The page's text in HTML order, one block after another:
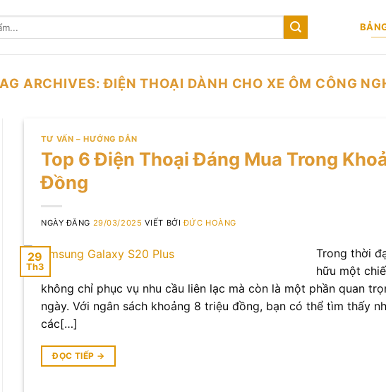
ARCHIVES:ĐIỆN THOẠI DÀNH CHO XE ÔM CÔNG
TƯ VẤN – HƯỚNG DẪN
Top 6 Điện Thoại Đáng Mua Trong
Đồng
NGÀY ĐĂNG 29/03/2025 VIẾT BỞIĐỨC HOÀNG
29
Th3
Trong thời
hữu một
không chỉ phục vụ nhu cầu liên lạc mà còn là một phần quan
ngày. Với ngân sách khoảng 8 triệu đồng, bạn có thể tìm thấy
các[…]
ĐỌC TIẾP →